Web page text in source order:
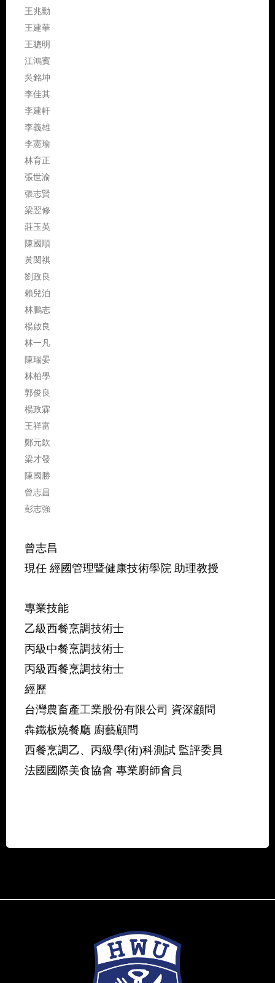
王兆勳
王建華
王聰明
江鴻賓
吳銘坤
李佳其
李建軒
李義雄
李憲瑜
林育正
張世渝
張志賢
梁翌修
莊玉英
陳國順
黃閔祺
劉政良
賴兒泊
林鵬志
楊啟良
林一凡
陳瑞晏
林柏學
郭俊良
楊政霖
王祥富
鄭元欽
梁才發
陳國勝
曾志昌
彭志強
曾志昌
現任 經國管理暨健康技術學院 助理教授
專業技能
乙級西餐烹調技術士
丙級中餐烹調技術士
丙級西餐烹調技術士
經歷
台灣農畜產工業股份有限公司 資深顧問
犇鐵板燒餐廳 廚藝顧問
西餐烹調乙、丙級學(術)科測試 監評委員
法國國際美食協會 專業廚師會員